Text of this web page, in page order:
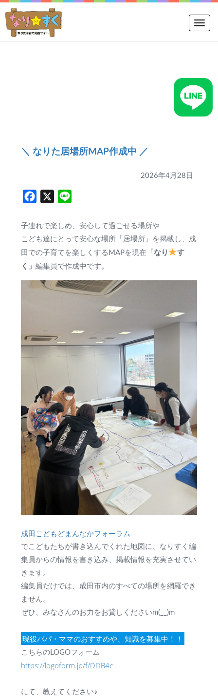
＼ なりた居場所MAP作成中 ／
2026年4月28日
Facebook
子連れで楽しめ、安心して過ごせる場所や
こども達にとって安心な場所「居場所」を掲載し、成
田での子育てを楽しくするMAPを現在
「なり
す
く」編集員で作成中です。
成田こどもどまんなかフォーラム
でこどもたちが書き込んでくれた地図に、なりすく編
集員からの情報を書き込み、掲載情報を充実させてい
きます。
編集員だけでは、成田市内のすべての場所を網羅でき
ません。
ぜひ、みなさんのお力をお貸しくださいm(__)m
現役パパ・ママのおすすめや、知識を募集中！！
こちらのLOGOフォーム
https://logoform.jp/f/DDB4c
にて、教えてください♪